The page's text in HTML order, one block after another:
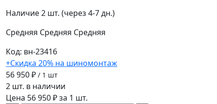
Наличие2 шт. (через 4-7 дн.)
Средняя Средняя Средняя
Код: вн-23416
+Скидка 20% на шиномонтаж
56 950 ₽ / 1 шт
2 шт. в наличии
Цена 56 950 ₽ за 1 шт.